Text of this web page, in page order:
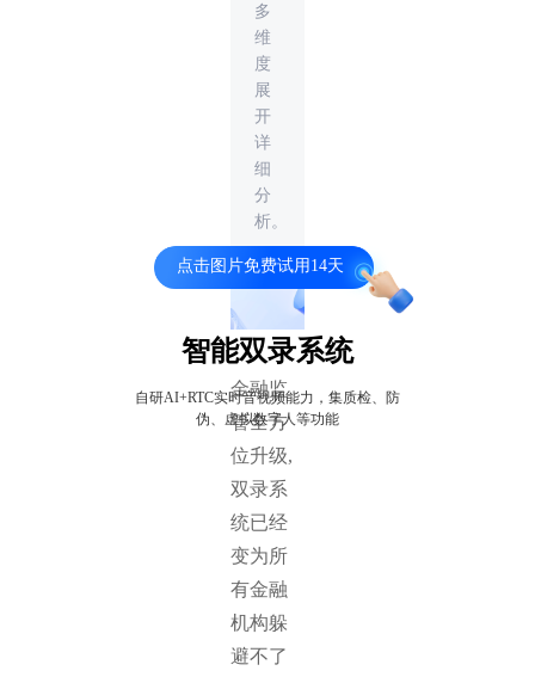
多
维
度
展
开
详
细
分
析。
智能双录系统
自研AI+RTC实时音视频能力，集质检、防
伪、虚拟数字人等功能
点击图片免费试用14天
金融监
管全方
位升级,
双录系
统已经
变为所
有金融
机构躲
避不了